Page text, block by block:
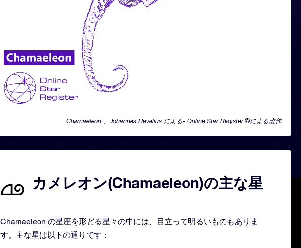
Chamaeleon 、Johannes Hevelius による- Online Star Register ©による改作
カメレオン(Chamaeleon)の主な星
Chamaeleon の星座を形どる星々の中には、目立って明るいものもありま
す。主な星は以下の通りです：